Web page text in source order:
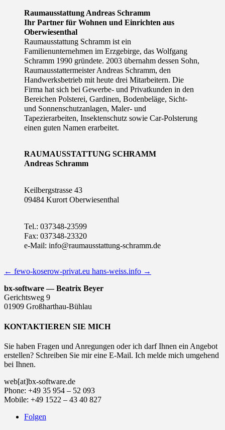
Raumausstattung Andreas Schramm
Ihr Partner für Wohnen und Einrichten aus
Oberwiesenthal
Raumausstattung Schramm ist ein
Familienunternehmen im Erzgebirge, das Wolfgang
Schramm 1990 gründete. 2003 übernahm dessen Sohn,
Raumausstattermeister Andreas Schramm, den
Handwerksbetrieb mit heute drei Mitarbeitern. Die
Firma hat sich bei Gewerbe- und Privatkunden in den
Bereichen Polsterei, Gardinen, Bodenbeläge, Sicht-
und Sonnenschutzanlagen, Maler- und
Tapezierarbeiten, Insektenschutz sowie Car-Polsterung
einen guten Namen erarbeitet.
RAUMAUSSTATTUNG SCHRAMM
Andreas Schramm
Keilbergstrasse 43
09484 Kurort Oberwiesenthal
Tel.: 037348-23599
Fax: 037348-23320
e-Mail: info@raumausstattung-schramm.de
← fewo-koserow-privat.eu hans-weiss.info →
bx-software — Beatrix Beyer
Gerichtsweg 9
01909 Großharthau-Bühlau
KONTAKTIEREN SIE MICH
Sie haben Fragen und Anregungen oder ich darf Ihnen ein Angebot
erstellen? Schreiben Sie mir eine E-Mail. Ich melde mich umgehend
bei Ihnen.
web[at]bx-software.de
Phone: +49 35 954 – 52 093
Mobile: +49 1522 – 43 40 827
Folgen